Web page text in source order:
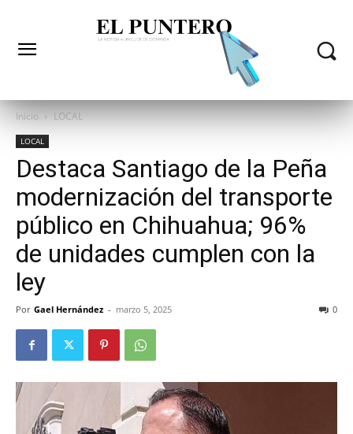
Inicio LOCAL
LOCAL
Destaca Santiago de la Peña
modernización del transporte
público en Chihuahua; 96%
de unidades cumplen con la
ley
Por Gael Hernández - marzo 5, 2025 0